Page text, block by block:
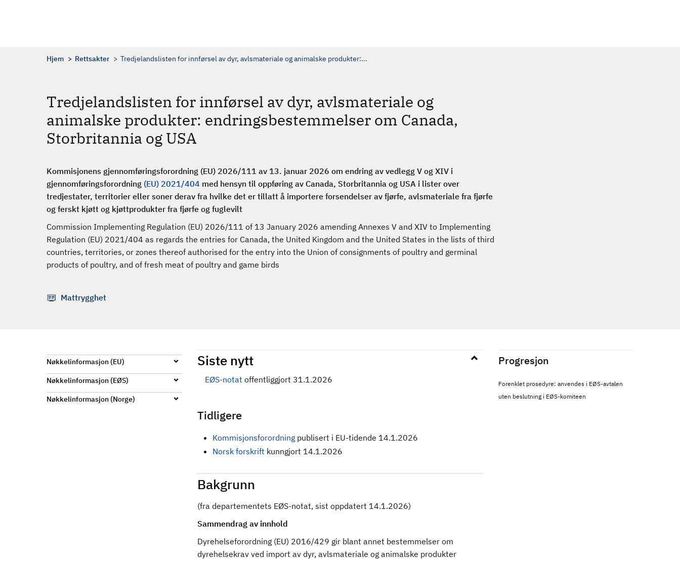
Hjem Rettsakter Tredjelandslisten for innførsel av dyr, avlsmateriale og animalske produkter:...
Tredjelandslisten for innførsel av dyr, avlsmateriale og
animalske produkter: endringsbestemmelser om Canada,
Storbritannia og USA
Kommisjonens gjennomføringsforordning (EU) 2026/111 av 13. januar 2026 om endring av vedlegg V og XIV i
gjennomføringsforordning (EU) 2021/404 med hensyn til oppføring av Canada, Storbritannia og USA i lister over
tredjestater, territorier eller soner derav fra hvilke det er tillatt å importere forsendelser av fjørfe, avlsmateriale fra fjørfe
og ferskt kjøtt og kjøttprodukter fra fjørfe og fuglevilt
Commission Implementing Regulation (EU) 2026/111 of 13 January 2026 amending Annexes V and XIV to Implementing
Regulation (EU) 2021/404 as regards the entries for Canada, the United Kingdom and the United States in the lists of third
countries, territories, or zones thereof authorised for the entry into the Union of consignments of poultry and germinal
products of poultry, and of fresh meat of poultry and game birds
Mattrygghet
Nøkkelinformasjon (EU)
Nøkkelinformasjon (EØS)
Nøkkelinformasjon (Norge)
Siste nytt
EØS-notat offentliggjort 31.1.2026
Tidligere
Kommisjonsforordningpublisert i EU-tidende 14.1.2026
Norsk forskrift kunngjort 14.1.2026
Bakgrunn
(fra departementets EØS-notat, sist oppdatert 14.1.2026)
Sammendrag av innhold
Dyrehelseforordning (EU) 2016/429 gir blant annet bestemmelser om
dyrehelsekrav ved import av dyr, avlsmateriale og animalske produkter
Progresjon
Forenklet prosedyre: anvendes i EØS-avtalen
uten beslutning i EØS-komiteen